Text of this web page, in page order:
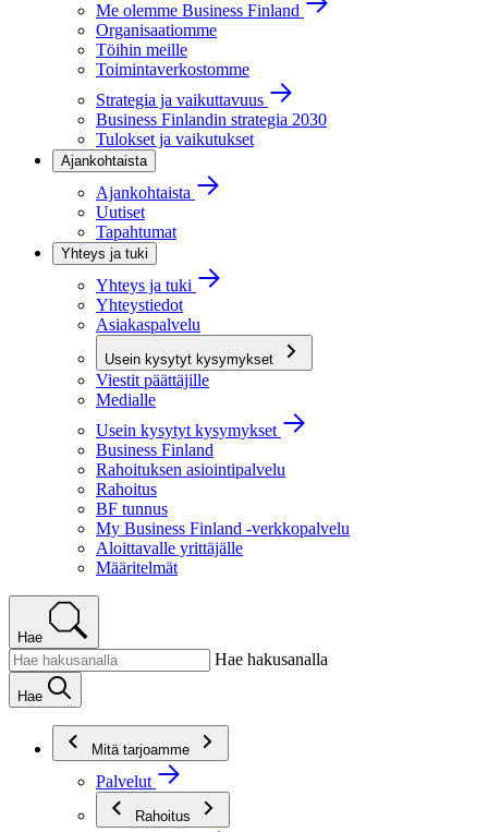
Me olemme Business Finland
Organisaatiomme
Töihin meille
Toimintaverkostomme
Strategia ja vaikuttavuus
Business Finlandin strategia 2030
Tulokset ja vaikutukset
Ajankohtaista
Ajankohtaista
Uutiset
Tapahtumat
Yhteys ja tuki
Yhteys ja tuki
Yhteystiedot
Asiakaspalvelu
Usein kysytyt kysymykset
Viestit päättäjille
Medialle
Usein kysytyt kysymykset
Business Finland
Rahoituksen asiointipalvelu
Rahoitus
BF tunnus
My Business Finland -verkkopalvelu
Aloittavalle yrittäjälle
Määritelmät
Hae
Hae hakusanalla
Hae
Mitä tarjoamme
Palvelut
Rahoitus